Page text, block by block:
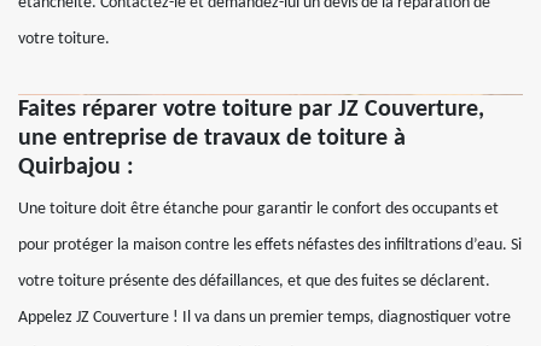
votre toiture.
Faites réparer votre toiture par JZ Couverture,
une entreprise de travaux de toiture à
Quirbajou :
Une toiture doit être étanche pour garantir le confort des occupants et
pour protéger la maison contre les effets néfastes des infiltrations d’eau. Si
votre toiture présente des défaillances, et que des fuites se déclarent.
Appelez JZ Couverture ! Il va dans un premier temps, diagnostiquer votre